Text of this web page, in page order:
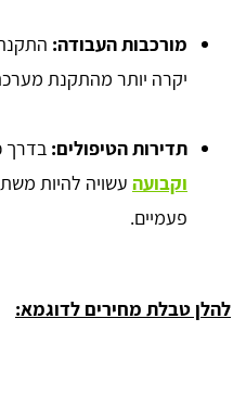
מורכבות העבודה:
יקרה יותר מהתקנת
תדירות הטיפולים: בדרך
וקבועה עשויה להיות
פעמיים.
להלן טבלת מחירים לדוגמא: